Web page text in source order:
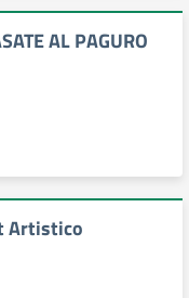
AL PAGURO
Artistico